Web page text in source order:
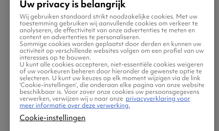
Deze wereldberoemde musea herbergen een
ongeëvenaarde collectie kunstwerken,
inclusief de adembenemende fresco’s van
Michelangelo in de Sixtijnse Kapel.
#5 Bewonder de Sint-Pietersbasiliek
De Sint-Pietersbasiliek, gelegen in
Vaticaanstad, is een van de grootste en meest
Uw privacy is belangrijk
Wij gebruiken standaard strikt noodzakelijke cookies. Met uw
toestemming gebruiken wij aanvullende cookies om verkeer te
analyseren, de effectiviteit van onze advertenties te meten en
content en advertenties te personaliseren.
Sommige cookies worden geplaatst door derden en kunnen uw
activiteit op verschillende websites volgen om een profiel van uw
interesses op te bouwen.
U kunt alle cookies accepteren, niet-essentiële cookies weigeren
of uw voorkeuren beheren door hieronder de gewenste optie te
selecteren. U kunt uw keuzes op elk moment wijzigen via de link
‘Cookie-instellingen’, die onderaan elke pagina van onze website
beschikbaar is. Voor zover onze cookies uw persoonsgegevens
verwerken, verwijzen wij u naar onze privacyverklaring voor
meer informatie over deze verwerking.
Cookie-instellingen